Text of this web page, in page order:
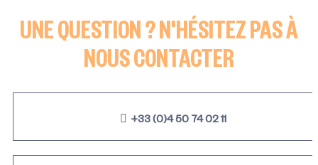
UNE QUESTION ? N'HÉSITEZ PAS À
NOUS CONTACTER
+33 (0)4 50 74 02 11